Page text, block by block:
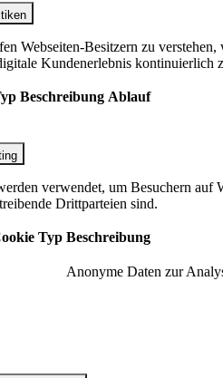
Webseiten-Besitzern zu
Kundenerlebnis kontinuierlich
Beschreibung Ablauf
verwendet, um Besuchern auf
Drittparteien sind.
Typ Beschreibung
Anonyme Daten zur